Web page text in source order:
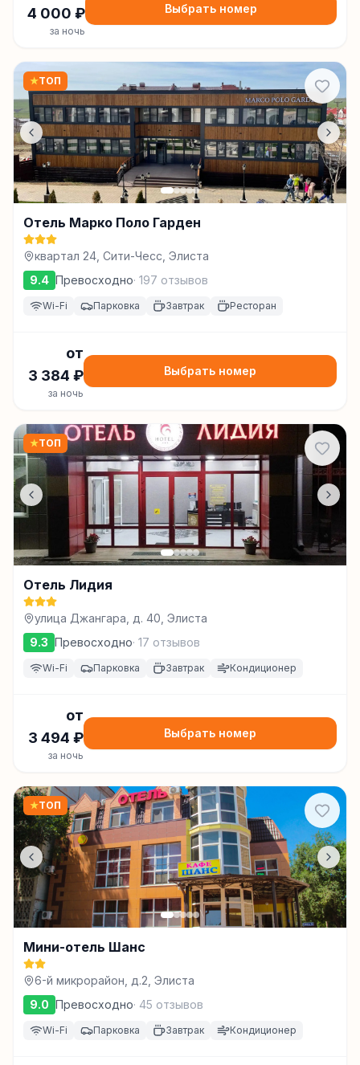
4 000 ₽
за ночь
Выбрать номер
★ТОП
Отель Марко Поло Гарден
квартал 24, Сити-Чесс, Элиста
9.4 Превосходно· 197 отзывов
Wi-Fi Парковка Завтрак Ресторан
от
3 384 ₽
за ночь
Выбрать номер
★ТОП
Отель Лидия
улица Джангара, д. 40, Элиста
9.3 Превосходно· 17 отзывов
Wi-Fi Парковка Завтрак Кондиционер
от
3 494 ₽
за ночь
Выбрать номер
★ТОП
Мини-отель Шанс
6-й микрорайон, д.2, Элиста
9.0 Превосходно· 45 отзывов
Wi-Fi Парковка Завтрак Кондиционер